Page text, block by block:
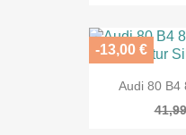
Audi 80 B4
-13,00 €